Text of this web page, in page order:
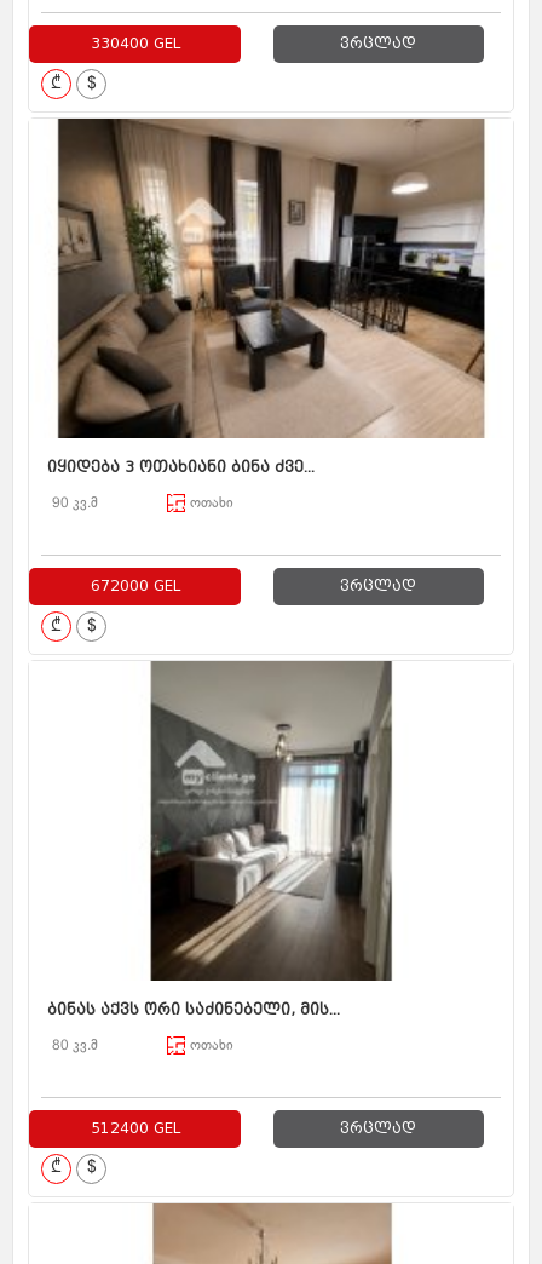
330400 GEL ვრცლად
₾ $
იყიდება 3 ოთახიანი ბინა ძვე...
90 კვ.მ ოთახი
672000 GEL ვრცლად
₾ $
ბინას აქვს ორი საძინებელი, მის...
80 კვ.მ ოთახი
512400 GEL ვრცლად
₾ $